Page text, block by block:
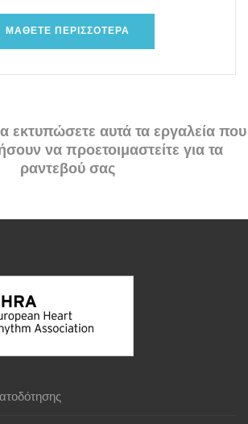
ΜΆΘΕΤΕ ΠΕΡΙΣΣΌΤΕΡΑ
εκτυπώσετε αυτά τα εργαλεία που
να προετοιμαστείτε για τα
ραντεβού σας